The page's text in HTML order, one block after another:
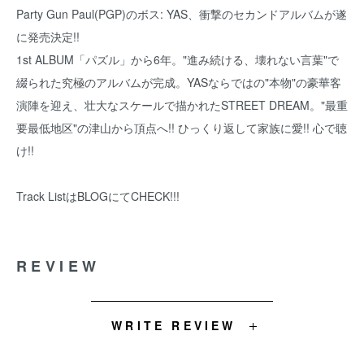
Party Gun Paul(PGP)のボス: YAS、衝撃のセカンドアルバムが遂
に発売決定!!
1st ALBUM「パズル」から6年。"進み続ける、壊れない言葉"で
綴られた究極のアルバムが完成。YASならではの"本物"の豪華客
演陣を迎え、壮大なスケールで描かれたSTREET DREAM。"最重
要最低地区"の津山から頂点へ!! ひっくり返して家族に愛!! 心で聴
け!!
Track ListはBLOGにてCHECK!!!
REVIEW
WRITE REVIEW